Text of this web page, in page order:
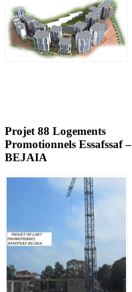
Projet 88 Logements
Promotionnels Essafssaf –
BEJAIA